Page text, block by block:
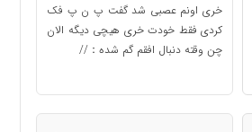
خری اونم عصبی شد گفت پ ن پ فک
کردی فقط خودت خری هیچی دیگه الان
چن وقته دنبال افقم گم شده：//